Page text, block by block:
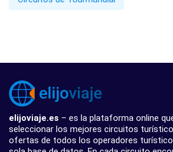
elijoviaje.es – es la plataforma online
seleccionar los mejores circuitos
ofertas de todos los operadores